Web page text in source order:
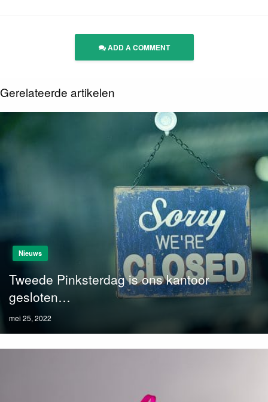
ADD A COMMENT
Gerelateerde artikelen
Nieuws
Tweede Pinksterdag is ons kantoor
gesloten…
Posted
on
mei 25, 2022